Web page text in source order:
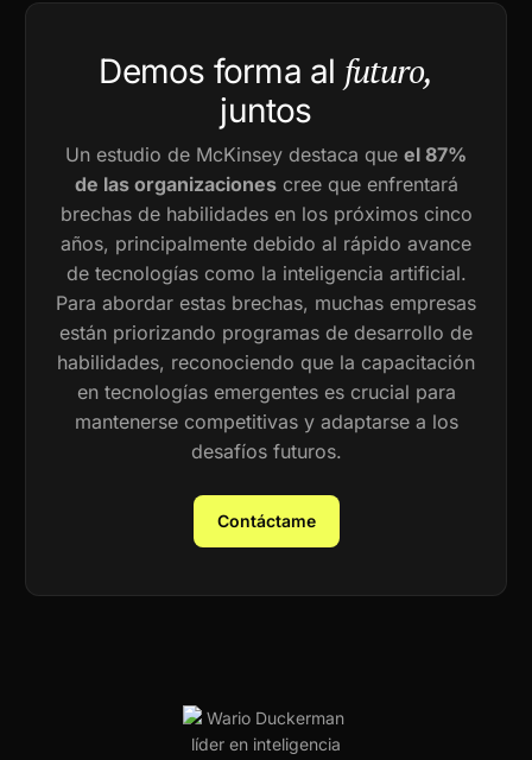
Demos forma al futuro,
juntos
Un estudio de McKinsey destaca que el 87%
de las organizacionescree que enfrentará
brechas de habilidades en los próximos cinco
años, principalmente debido al rápido avance
de tecnologías como la inteligencia artificial.
Para abordar estas brechas, muchas empresas
están priorizando programas de desarrollo de
habilidades, reconociendo que la capacitación
en tecnologías emergentes es crucial para
mantenerse competitivas y adaptarse a los
desafíos futuros.
Contáctame